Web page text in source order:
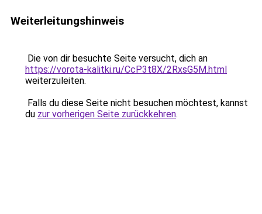
Weiterleitungshinweis
Die von dir besuchte Seite versucht, dich an
https://vorota-kalitki.ru/CcP3t8X/2RxsG5M.html
weiterzuleiten.
Falls du diese Seite nicht besuchen möchtest, kannst
du zur vorherigen Seite zurückkehren.